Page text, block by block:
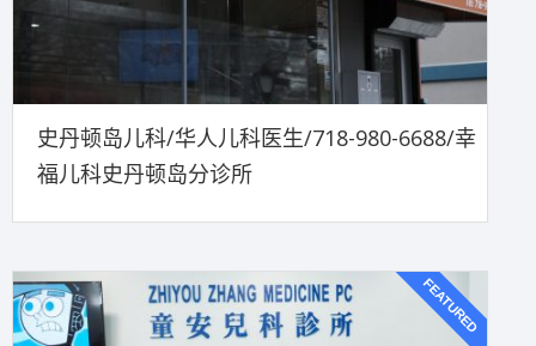
史丹顿岛儿科/华人儿科医生/718-980-6688/幸
福儿科史丹顿岛分诊所
FEATURED